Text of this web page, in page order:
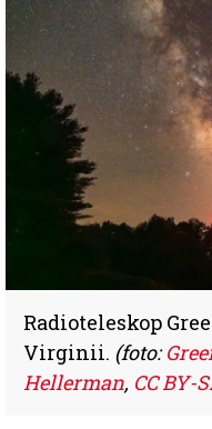
Radioteleskop
Virginii. (foto:
Hellerman, CC BY-